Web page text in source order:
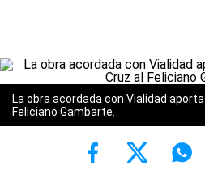
La obra acordada con Vialidad
Feliciano Gambarte.